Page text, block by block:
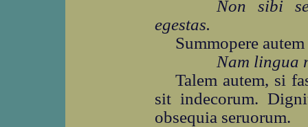
Non sibi
egestas.
Summopere
Nam lingua
Talem autem, si
sit indecorum.
obsequia seruorum.